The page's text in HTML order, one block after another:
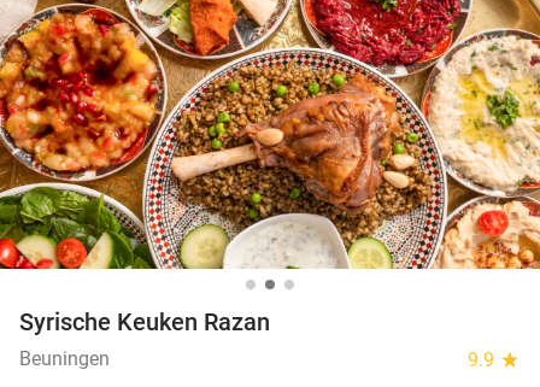
10+ miljoen leden
Syrische Keuken Razan
Beuningen 9.9 star